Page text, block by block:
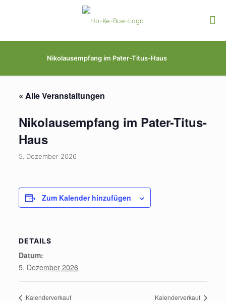
Nikolausempfang im Pater-Titus-Haus
« Alle Veranstaltungen
Nikolausempfang im Pater-Titus-
Haus
5. Dezember 2026
Zum Kalender hinzufügen
DETAILS
Datum:
5. Dezember 2026
Kalenderverkauf Kalenderverkauf